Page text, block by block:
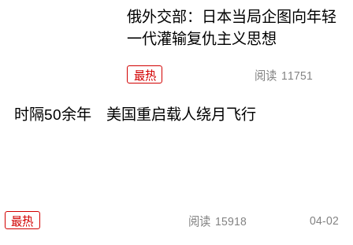
俄外交部：日本当局企图向年轻
一代灌输复仇主义思想
最热 阅读 11751
时隔50余年 美国重启载人绕月飞行
最热 阅读 15918 04-02